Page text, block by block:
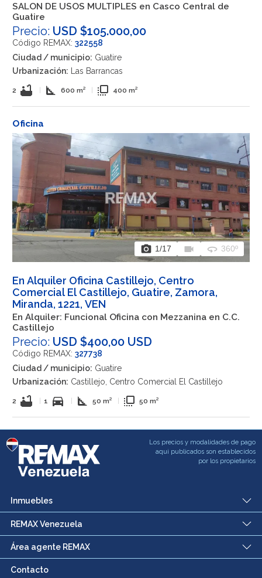
SALON DE USOS MULTIPLES en Casco Central de
Guatire
Precio: USD $105.000,00
Código REMAX: 322558
Ciudad / municipio: Guatire
Urbanización: Las Barrancas
2 bathtub square_foot 600 m² flip_to_front 400 m²
Oficina
photo_camera 1/17 videocam 360 360º
En Alquiler Oficina Castillejo, Centro
Comercial El Castillejo, Guatire, Zamora,
Miranda, 1221, VEN
En Alquiler: Funcional Oficina con Mezzanina en C.C.
Castillejo
Precio: USD $400,00 USD
Código REMAX: 327738
Ciudad / municipio: Guatire
Urbanización: Castillejo, Centro Comercial El Castillejo
2 bathtub 1 directions_car square_foot 50 m² flip_to_front 50 m²
Los precios y modalidades de pago
aqui publicados son establecidos
por los propietarios
Inmuebles
REMAX Venezuela
Área agente REMAX
Contacto